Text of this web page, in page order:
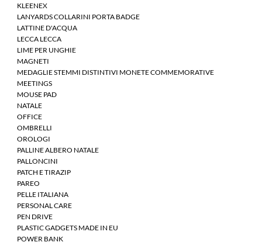
KLEENEX
LANYARDS COLLARINI PORTA BADGE
LATTINE D'ACQUA
LECCA LECCA
LIME PER UNGHIE
MAGNETI
MEDAGLIE STEMMI DISTINTIVI MONETE COMMEMORATIVE
MEETINGS
MOUSE PAD
NATALE
OFFICE
OMBRELLI
OROLOGI
PALLINE ALBERO NATALE
PALLONCINI
PATCH E TIRAZIP
PAREO
PELLE ITALIANA
PERSONAL CARE
PEN DRIVE
PLASTIC GADGETS MADE IN EU
POWER BANK